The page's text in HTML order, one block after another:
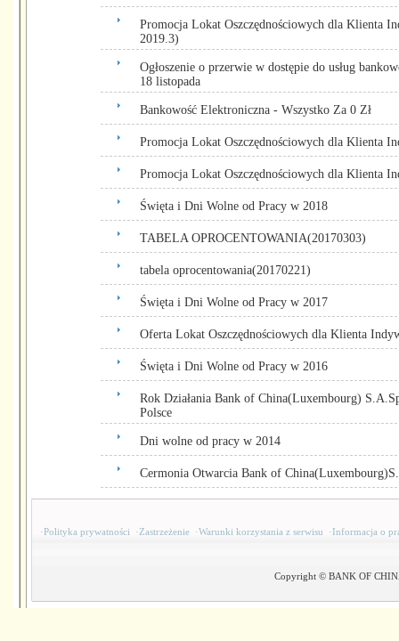
Promocja Lokat Oszczędnościowych dla Klienta
2019.3)
Ogłoszenie o przerwie w dostępie do usług
18 listopada
Bankowość Elektroniczna - Wszystko Za 0 Zł
Promocja Lokat Oszczędnościowych dla Klienta
Promocja Lokat Oszczędnościowych dla Klienta
Święta i Dni Wolne od Pracy w 2018
TABELA OPROCENTOWANIA(20170303)
tabela oprocentowania(20170221)
Święta i Dni Wolne od Pracy w 2017
Oferta Lokat Oszczędnościowych dla Klienta
Święta i Dni Wolne od Pracy w 2016
Rok Działania Bank of China(Luxembourg)
Polsce
Dni wolne od pracy w 2014
Cermonia Otwarcia Bank of
·Polityka prywatności ·Zastrzeżenie ·Warunki korzystania z serwisu ·Informacja o
Copyright © BANK OF